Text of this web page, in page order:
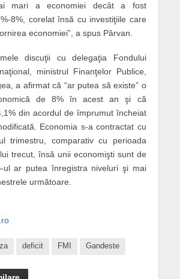
mari a economiei decât a fost
8%, corelat însă cu investiţiile care
economiei”, a spus Pârvan.
discuţii cu delegaţia Fondului
mi­nistrul Fi­nan­ţelor Publice,
a afir­mat că “ar putea să existe” o
de 8% în acest an şi că
din acordul de împrumut încheiat
Economia s-a contractat cu
trimestru, comparativ cu perioada
trecut, însă unii eco­nomişti sunt de
ul ar pu­tea înregistra niveluri şi mai
următoare.
deficit FMI Gandeste